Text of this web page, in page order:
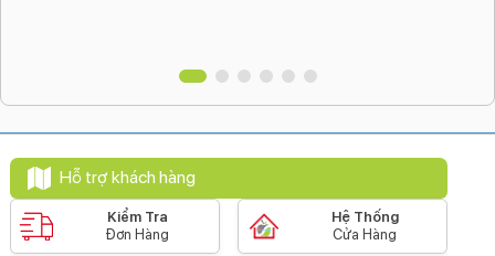
Hỗ trợ khách hàng
Kiểm Tra
Đơn Hàng
Hệ Thống
Cửa Hàng